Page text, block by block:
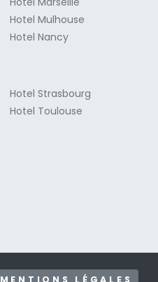
Hotel Mulhouse
Hotel Nancy
Hotel Strasbourg
Hotel Toulouse